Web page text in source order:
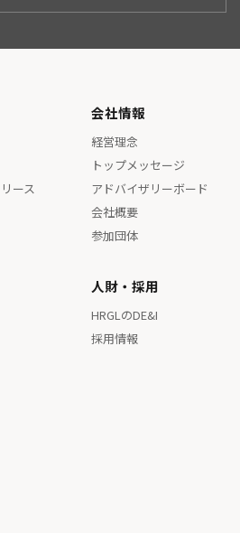
ース
会社情報
経営理念
トップメッセージ
アドバイザリーボード
会社概要
参加団体
人財・採用
HRGLのDE&I
採用情報